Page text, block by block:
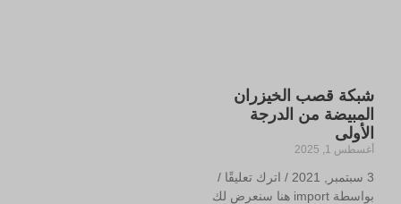
شبكة قصب الخيزران
المبيضة من الدرجة
الأولى
أغسطس 1, 2025
3 سبتمبر, 2021 / اترك تعليقًا /
بواسطة import هنا سنعرض لك